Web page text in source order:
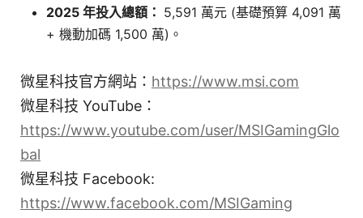
2025 年投入總額： 5,591 萬元 (基礎預算 4,091 萬
+ 機動加碼 1,500 萬)。
微星科技官方網站： https://www.msi.com
微星科技 YouTube：
https://www.youtube.com/user/MSIGamingGlo
bal
微星科技 Facebook:
https://www.facebook.com/MSIGaming